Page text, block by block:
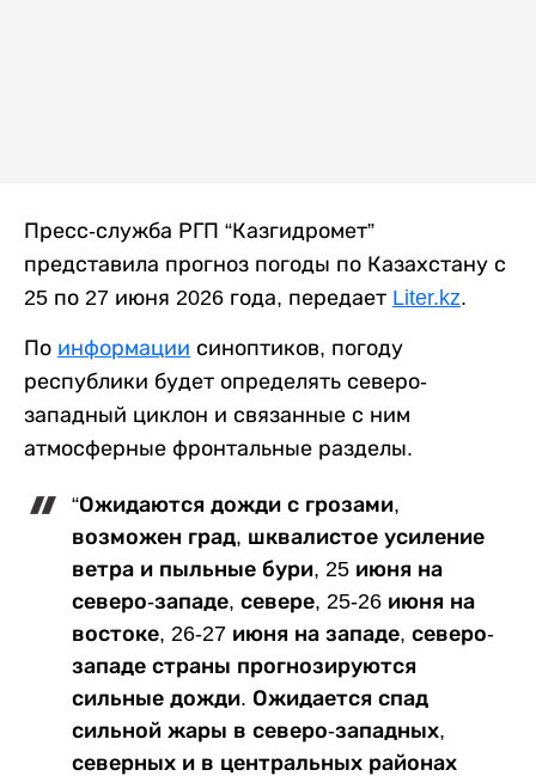
Пресс-служба РГП “Казгидромет”
представила прогноз погоды по Казахстану с
25 по 27 июня 2026 года, передает Liter.kz.
По информации синоптиков, погоду
республики будет определять северо-
западный циклон и связанные с ним
атмосферные фронтальные разделы.
“Ожидаются дожди с грозами,
возможен град, шквалистое усиление
ветра и пыльные бури, 25 июня на
северо-западе, севере, 25-26 июня на
востоке, 26-27 июня на западе, северо-
западе страны прогнозируются
сильные дожди. Ожидается спад
сильной жары в северо-западных,
северных и в центральных районах